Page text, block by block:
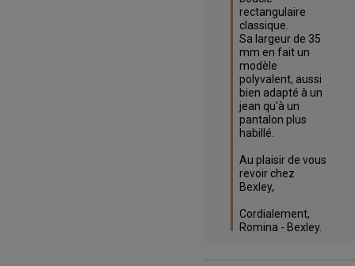
rectangulaire
classique.
Sa largeur de 35
mm en fait un
modèle
polyvalent, aussi
bien adapté à un
jean qu'à un
pantalon plus
habillé.
Au plaisir de vous
revoir chez
Bexley,
Cordialement,
Romina - Bexley.